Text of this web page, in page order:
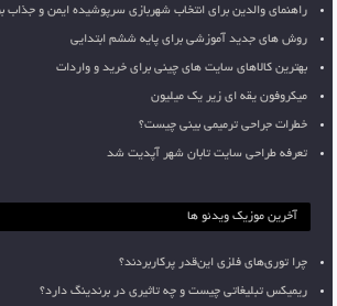
راهنمای والدین برای انتخاب شهربازی سرپوشیده ایمن و جذاب
روش های جدید آموزشی برای پایه ششم ابتدایی
بهترین کالاهای سایت های چینی برای خرید و واردات
میکروفون یقه ای زیر یک میلیون
خطرات جراحی ترمیمی بینی چیست؟
تعرفه طراحی سایت تابان شهر آپدیت شد
آخرین موزیک ویدئو ها
چرا توری‌های فلزی این‌قدر پرکاربردند؟
ریمیکس تبلیغاتی چیست و چه تاثیری در برندینگ دارد؟